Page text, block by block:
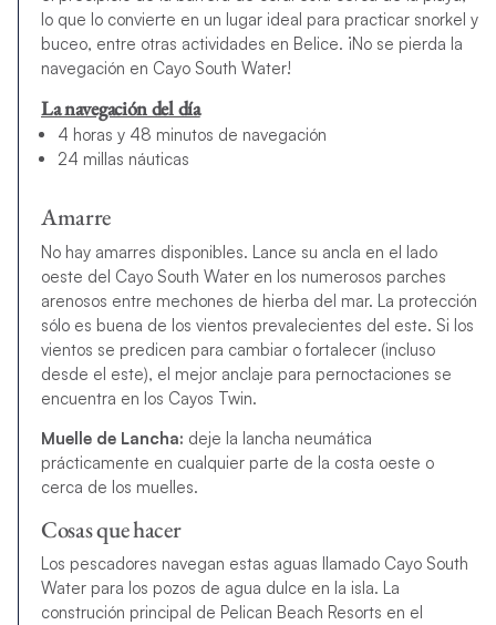
lo que lo convierte en un lugar ideal para practicar snorkel y
buceo, entre otras actividades en Belice. ¡No se pierda la
navegación en Cayo South Water!
La navegación del día
4 horas y 48 minutos de navegación
24 millas náuticas
Amarre
No hay amarres disponibles. Lance su ancla en el lado
oeste del Cayo South Water en los numerosos parches
arenosos entre mechones de hierba del mar. La protección
sólo es buena de los vientos prevalecientes del este. Si los
vientos se predicen para cambiar o fortalecer (incluso
desde el este), el mejor anclaje para pernoctaciones se
encuentra en los Cayos Twin.
Muelle de Lancha: deje la lancha neumática
prácticamente en cualquier parte de la costa oeste o
cerca de los muelles.
Cosas que hacer
Los pescadores navegan estas aguas llamado Cayo South
Water para los pozos de agua dulce en la isla. La
construción principal de Pelican Beach Resorts en el